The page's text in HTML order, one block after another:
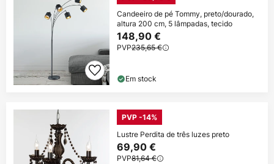
Candeeiro de pé Tommy, preto/dourado,
altura 200 cm, 5 lâmpadas, tecido
148,90 €
PVP235,65 €
Em stock
PVP -14%
Lustre Perdita de três luzes preto
69,90 €
PVP81,64 €